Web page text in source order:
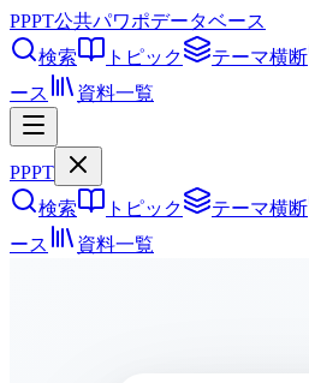
PPPT公共パワポデータベース
検索
トピック テーマ横断
ース
資料一覧
PPPT
検索
トピック テーマ横断
ース
資料一覧